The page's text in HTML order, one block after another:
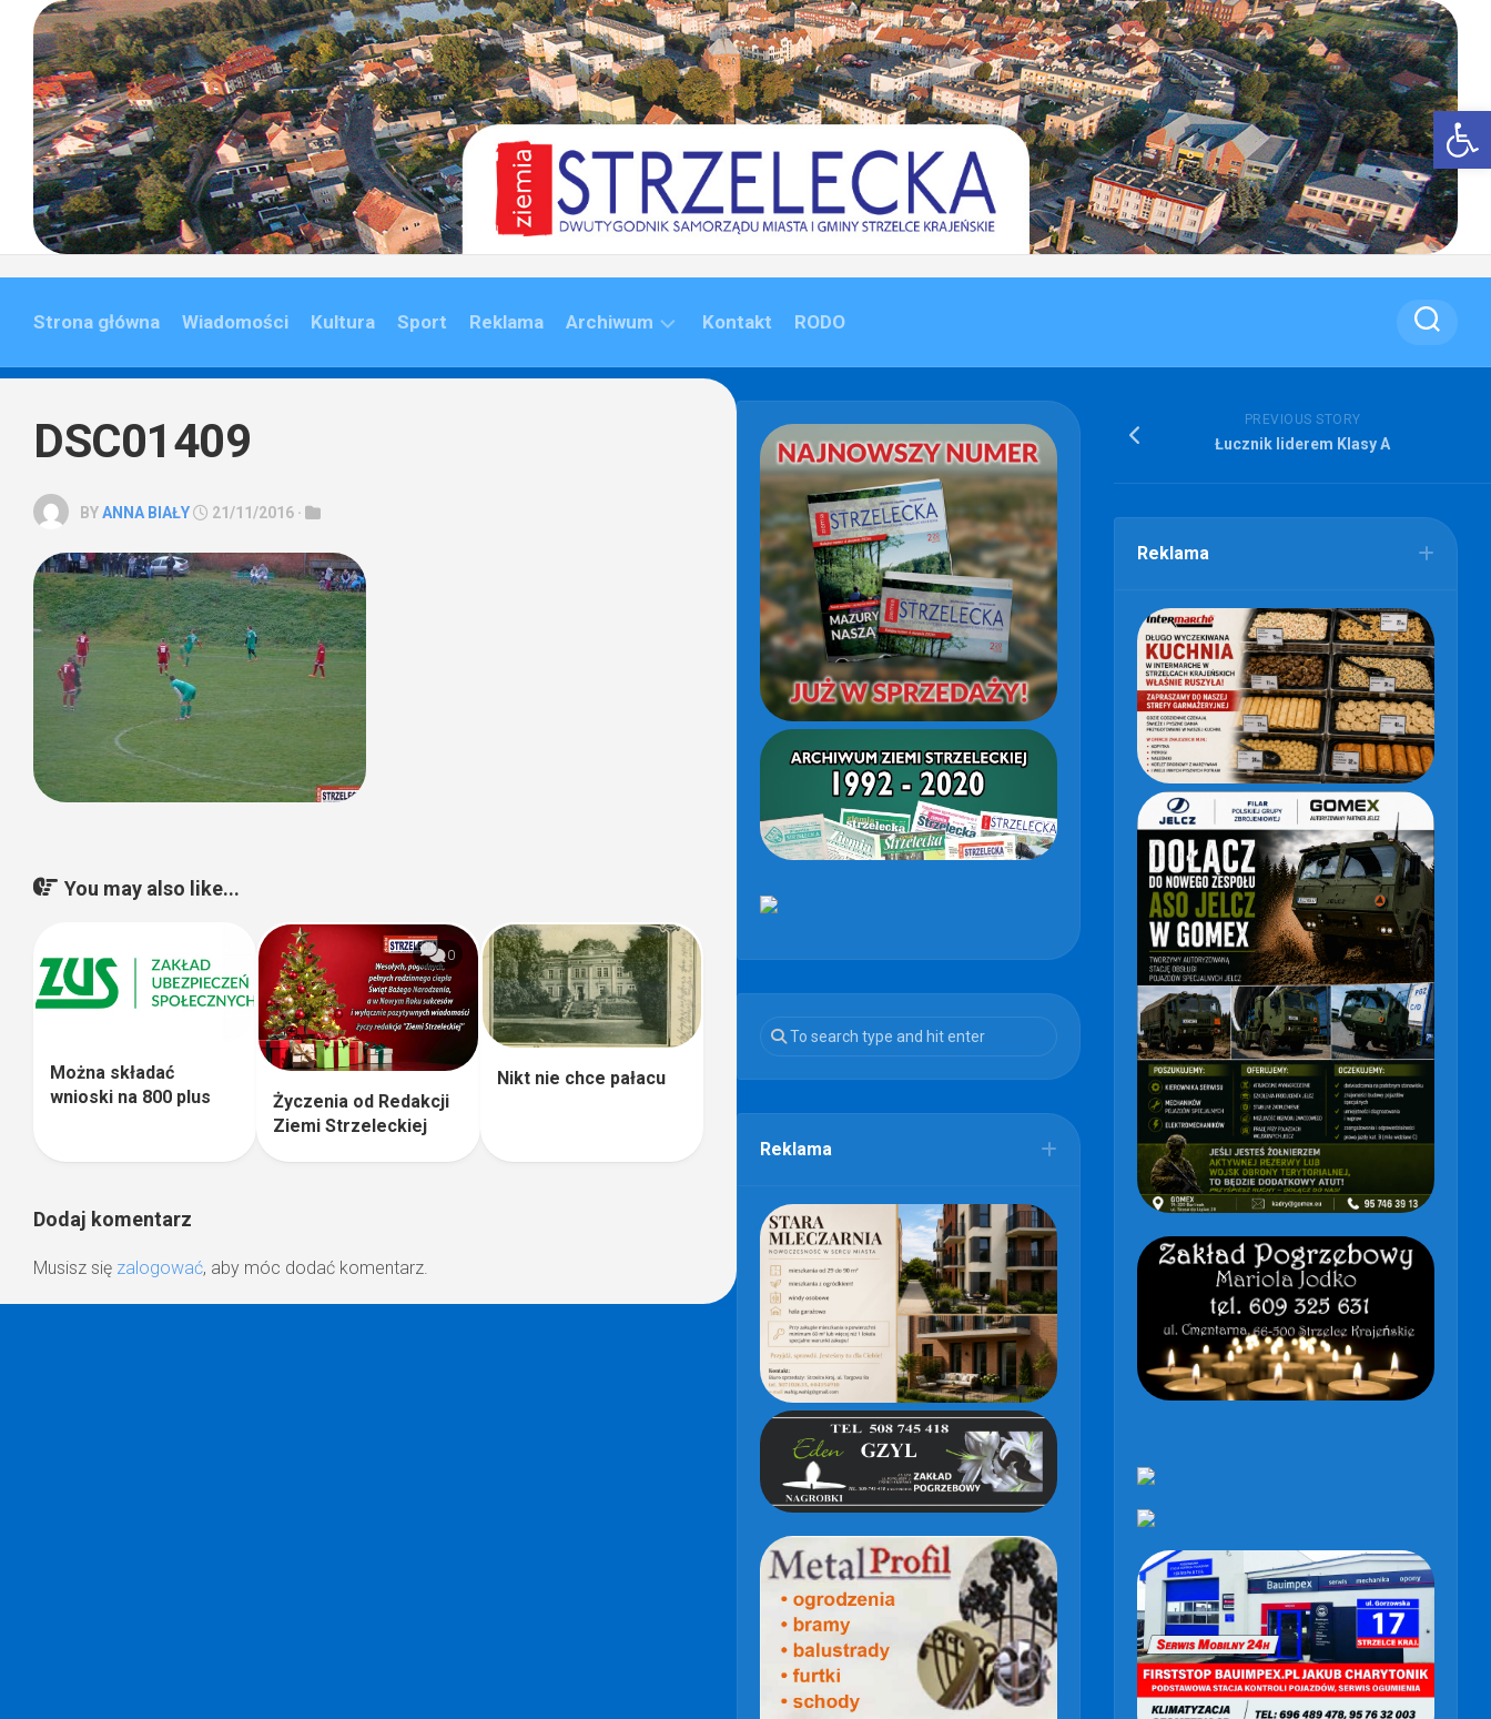
content
Strona główna Wiadomości Kultura Sport Reklama Archiwum Kontakt RODO
DSC01409
BYANNA BIAŁY 21/11/2016 ·
You may also like...
Można składać
wnioski na 800 plus
0
Życzenia od Redakcji
Ziemi Strzeleckiej
Nikt nie chce pałacu
Dodaj komentarz
Musisz się zalogować, aby móc dodać komentarz.
PREVIOUS STORY
Łucznik liderem Klasy A
Reklama
Reklama